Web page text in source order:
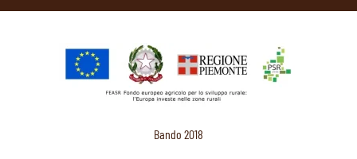
Bando 2018